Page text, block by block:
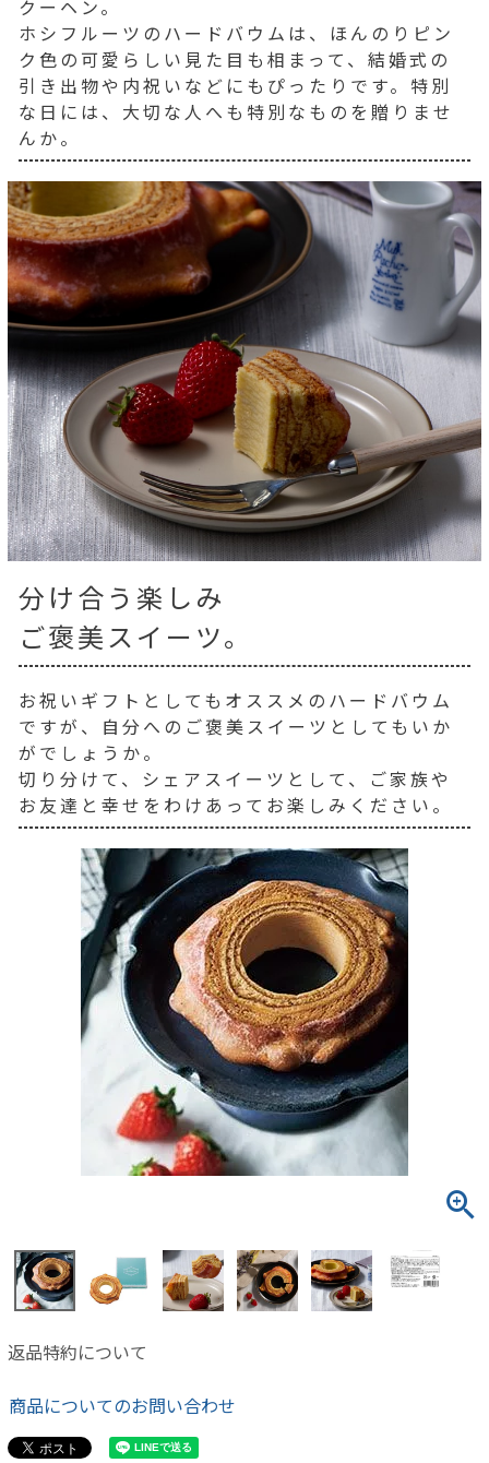
クーヘン。
ホシフルーツのハードバウムは、ほんのりピン
ク色の可愛らしい見た目も相まって、結婚式の
引き出物や内祝いなどにもぴったりです。特別
な日には、大切な人へも特別なものを贈りませ
んか。
分け合う楽しみ
ご褒美スイーツ。
お祝いギフトとしてもオススメのハードバウム
ですが、自分へのご褒美スイーツとしてもいか
がでしょうか。
切り分けて、シェアスイーツとして、ご家族や
お友達と幸せをわけあってお楽しみください。
返品特約について
商品についてのお問い合わせ